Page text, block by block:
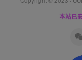
本站已